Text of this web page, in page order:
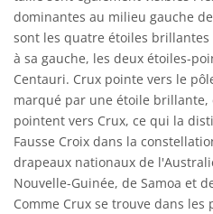
dominantes au milieu gauche
sont les quatre étoiles brillantes
à sa gauche, les deux étoiles-
Centauri. Crux pointe vers le
marqué par une étoile brillante,
pointent vers Crux, ce qui la
Fausse Croix dans la
drapeaux nationaux de
Nouvelle-Guinée, de Samoa et
Comme Crux se trouve dans